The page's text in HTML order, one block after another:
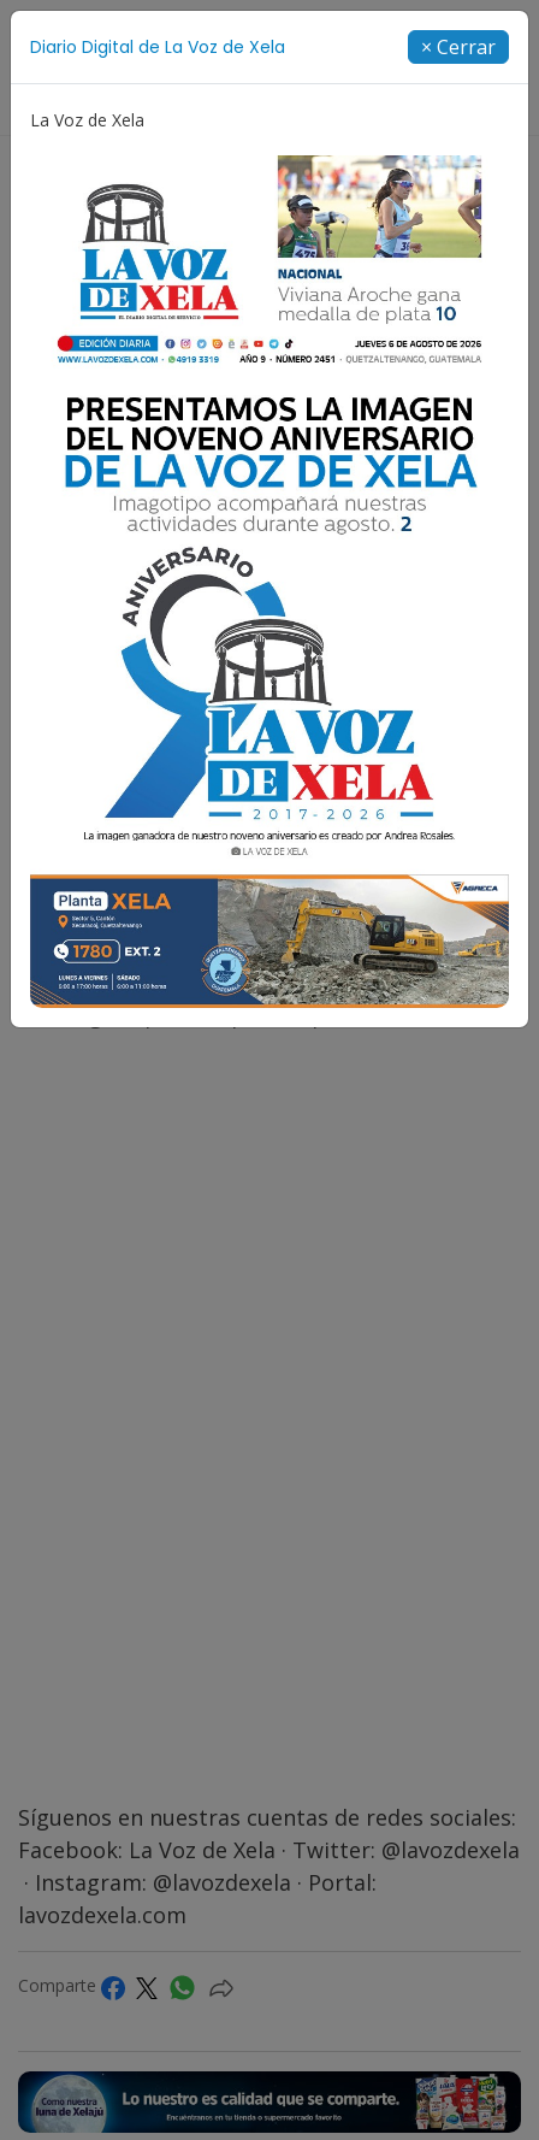
Diario Digital de La Voz de Xela × Cerrar
La Voz de Xela
Lee la edición digital del
lunes 11 de marzo | #208
La Voz de Xela · Redacción 11 Marzo 2019 19:48
Descarga el pdf completoaquí
Síguenos en nuestras cuentas de redes sociales:
Facebook: La Voz de Xela · Twitter: @lavozdexela
· Instagram: @lavozdexela · Portal:
lavozdexela.com
Comparte